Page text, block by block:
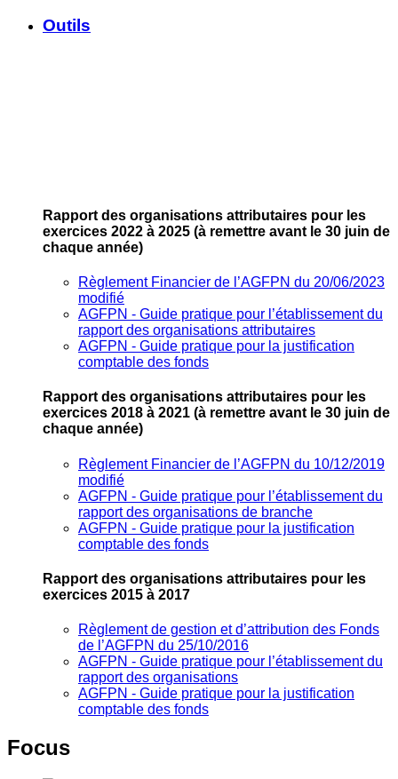
Outils
Rapport des organisations attributaires pour les
exercices 2022 à 2025 (à remettre avant le 30 juin de
chaque année)
Règlement Financier de l’AGFPN du 20/06/2023
modifié
AGFPN ‐ Guide pratique pour l’établissement du
rapport des organisations attributaires
AGFPN ‐ Guide pratique pour la justification
comptable des fonds
Rapport des organisations attributaires pour les
exercices 2018 à 2021 (à remettre avant le 30 juin de
chaque année)
Règlement Financier de l’AGFPN du 10/12/2019
modifié
AGFPN ‐ Guide pratique pour l’établissement du
rapport des organisations de branche
AGFPN ‐ Guide pratique pour la justification
comptable des fonds
Rapport des organisations attributaires pour les
exercices 2015 à 2017
Règlement de gestion et d’attribution des Fonds
de l’AGFPN du 25/10/2016
AGFPN ‐ Guide pratique pour l’établissement du
rapport des organisations
AGFPN ‐ Guide pratique pour la justification
comptable des fonds
Focus